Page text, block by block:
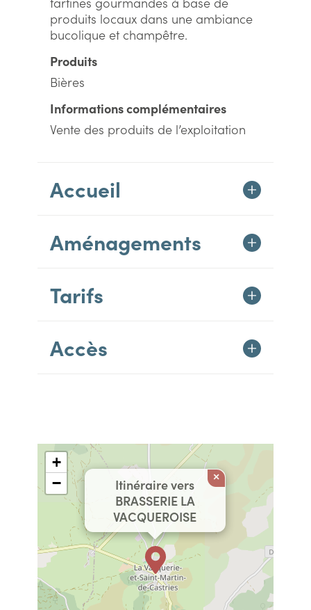
produits locaux dans une ambiance
bucolique et champêtre.
Produits
Bières
Informations complémentaires
Vente des produits de l’exploitation
Accueil
Aménagements
Tarifs
Accès
Itinéraire vers
BRASSERIE LA
VACQUEROISE
×
+
−